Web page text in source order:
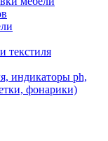
текстиля
индикаторы ph,
фонарики)